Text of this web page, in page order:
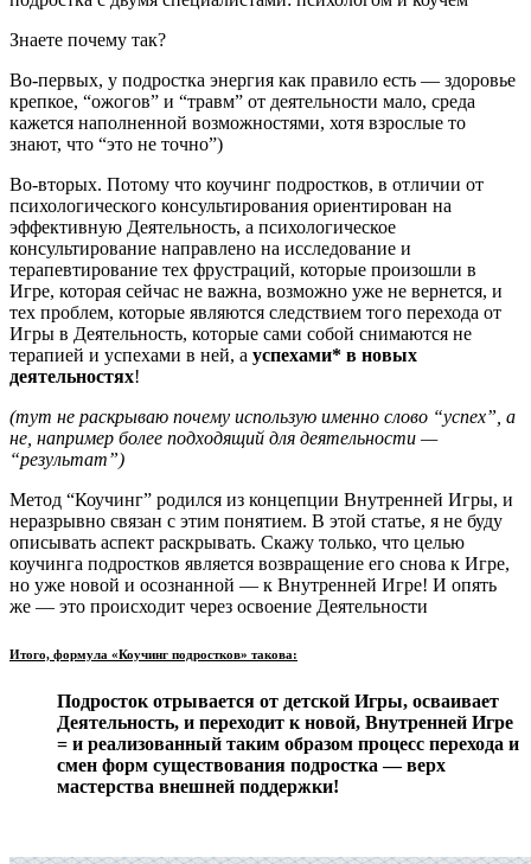
Знаете почему так?
Во-первых, у подростка энергия как правило есть — здоровье
крепкое, “ожогов” и “травм” от деятельности мало, среда
кажется наполненной возможностями, хотя взрослые то
знают, что “это не точно”)
Во-вторых. Потому что коучинг подростков, в отличии от
психологического консультирования ориентирован на
эффективную Деятельность, а психологическое
консультирование направлено на исследование и
терапевтирование тех фрустраций, которые произошли в
Игре, которая сейчас не важна, возможно уже не вернется, и
тех проблем, которые являются следствием того перехода от
Игры в Деятельность, которые сами собой снимаются не
терапией и успехами в ней, а успехами* в новых
деятельностях!
(тут не раскрываю почему использую именно слово “успех”, а
не, например более подходящий для деятельности —
“результат”)
Метод “Коучинг” родился из концепции Внутренней Игры, и
неразрывно связан с этим понятием. В этой статье, я не буду
описывать аспект раскрывать. Скажу только, что целью
коучинга подростков является возвращение его снова к Игре,
но уже новой и осознанной — к Внутренней Игре! И опять
же — это происходит через освоение Деятельности
Итого, формула «Коучинг подростков» такова:
Подросток отрывается от детской Игры, осваивает
Деятельность, и переходит к новой, Внутренней Игре
= и реализованный таким образом процесс перехода и
смен форм существования подростка — верх
мастерства внешней поддержки!